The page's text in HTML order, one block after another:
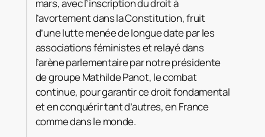
mars, avec l’inscription du droit à
l’avortement dans la Constitution, fruit
d’une lutte menée de longue date par les
associations féministes et relayé dans
l’arène parlementaire par notre présidente
de groupe Mathilde Panot, le combat
continue, pour garantir ce droit fondamental
et en conquérir tant d’autres, en France
comme dans le monde.